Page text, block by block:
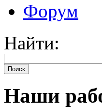
Форум
Найти:
Поиск
Наши